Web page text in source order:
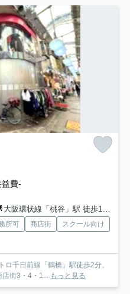
費-
大阪環状線「桃谷」駅 徒歩12分
所可 商店街
スクール向け
千日前線「鶴橋」駅徒歩2分、
店街3・4・1... もっと見る